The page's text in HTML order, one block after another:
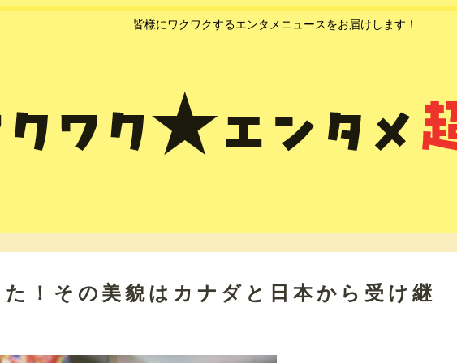
皆様にワクワクするエンタメニュースをお届けします！
！その美貌はカナダと日本から受け継